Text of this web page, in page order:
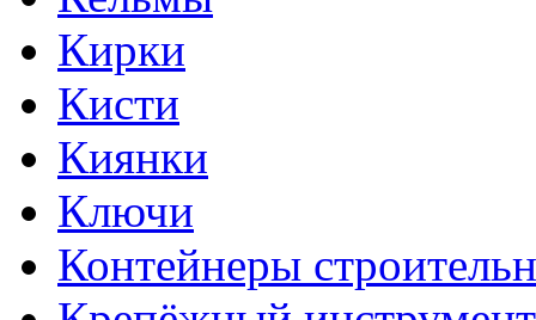
Кирки
Кисти
Киянки
Ключи
Контейнеры